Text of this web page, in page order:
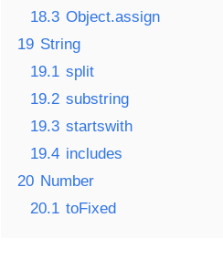
18.3 Object.assign
19 String
19.1 split
19.2 substring
19.3 startswith
19.4 includes
20 Number
20.1 toFixed